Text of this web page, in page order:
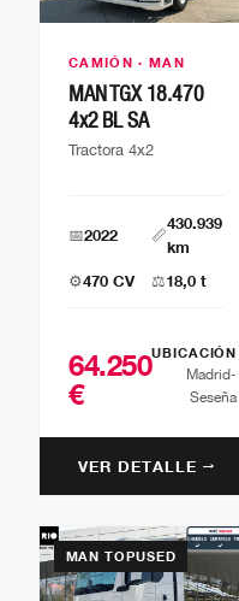
CAMIÓN · MAN
MAN TGX 18.470
4x2 BL SA
Tractora 4x2
📅2022 📏
430.939
km
⚙️470 CV ⚖️18,0 t
64.250
€
UBICACIÓN
Madrid-
Seseña
VER DETALLE →
MAN TOPUSED